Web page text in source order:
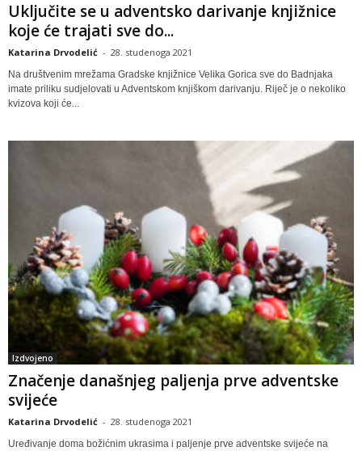
Uključite se u adventsko darivanje knjižnice
koje će trajati sve do...
Katarina Drvodelić - 28. studenoga 2021
Na društvenim mrežama Gradske knjižnice Velika Gorica sve do Badnjaka
imate priliku sudjelovati u Adventskom knjiškom darivanju. Riječ je o nekoliko
kvizova koji će...
Izdvojeno
Značenje današnjeg paljenja prve adventske
svijeće
Katarina Drvodelić - 28. studenoga 2021
Uređivanje doma božićnim ukrasima i paljenje prve adventske svijeće na